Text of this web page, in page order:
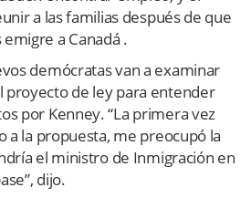
a las familias después de que
a Canadá .
demócratas van a examinar
proyecto de ley para entender
por Kenney. “La primera vez
a la propuesta, me preocupó la
el ministro de Inmigración en
dijo.